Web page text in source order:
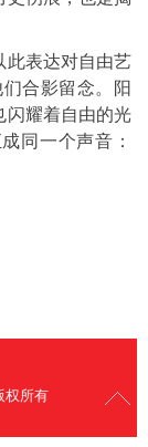
此表达对自由艺
合影留念。阳
闪耀着自由的光
同一个声音：
权所有